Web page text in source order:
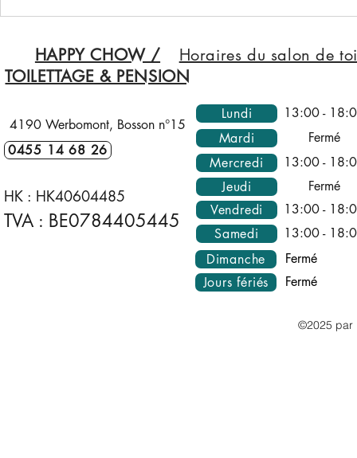
VOUS!)
HAPPY CHOW /
TOILETTAGE & PENSION
4190 Werbomont, Bosson n°15
0455 14 68 26
HK : HK40604485
TVA : BE0784405445
Horaires du salon de
Lundi
13:00 -
Mardi
Fermé
Mercredi
13:00 -
Jeudi
Fermé
Vendredi
13:00 -
Samedi
13:00 -
Dimanche
Jours fériés
Fermé
Fermé
©2025 par